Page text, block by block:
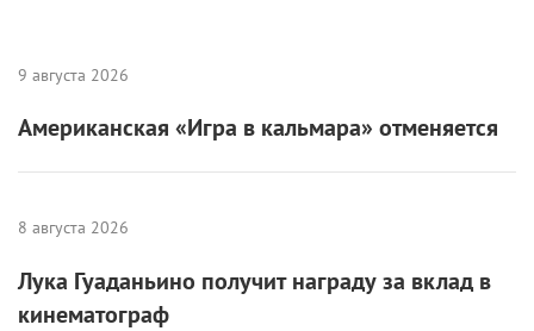
9 августа 2026
Американская «Игра в кальмара» отменяется
8 августа 2026
Лука Гуаданьино получит награду за вклад в
кинематограф